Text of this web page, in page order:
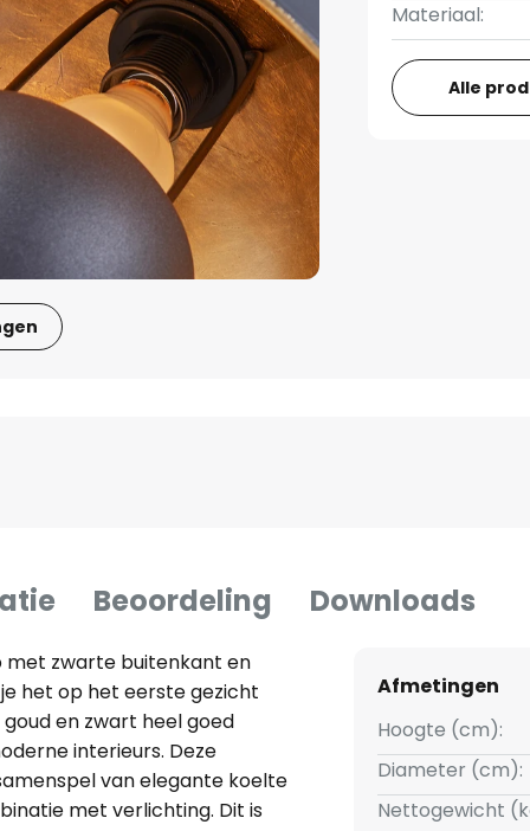
Materiaal:
Alle
Beoordeling Downloads
zwarte buitenkant en
het op het eerste gezicht
en zwart heel goed
interieurs. Deze
van elegante koelte
met verlichting. Dit is
Afmetingen
Hoogte (cm):
Diameter (cm):
Nettogewicht